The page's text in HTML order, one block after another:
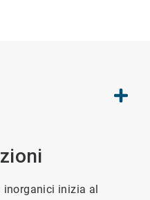
inorganici inizia al